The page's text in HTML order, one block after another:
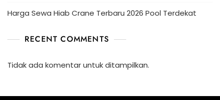
Harga Sewa Hiab Crane Terbaru 2026 Pool Terdekat
RECENT COMMENTS
Tidak ada komentar untuk ditampilkan.